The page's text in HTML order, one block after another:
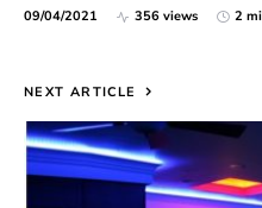
09/04/2021 356 views 2
NEXT ARTICLE